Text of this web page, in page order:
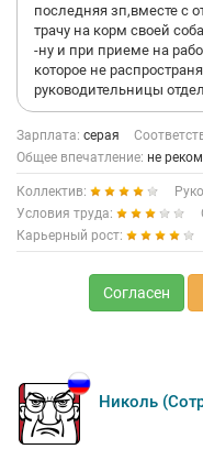
последняя зп,вместе
трачу на корм своей
-ну и при приеме на
которое не
руководительницы
Зарплата: серая
Общее впечатление: не
Коллектив:
Условия труда:
Карьерный рост:
Согласен
Николь